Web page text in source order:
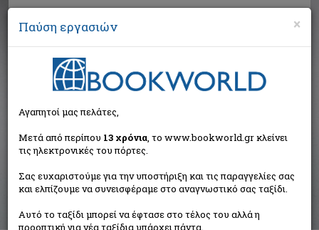
Αναζήτηση
Βιβλία στην κατηγορία
Παιδικά - Εφηβικά
×
Παύση εργασιών
Αγαπητοί μας πελάτες,
Μετά από περίπου 13 χρόνια, το www.bookworld.gr κλείνει
τις ηλεκτρονικές του πόρτες.
Σας ευχαριστούμε για την υποστήριξη και τις παραγγελίες σας
και ελπίζουμε να συνεισφέραμε στο αναγνωστικό σας ταξίδι.
Αυτό το ταξίδι μπορεί να έφτασε στο τέλος του αλλά η
προοπτική για νέα ταξίδια υπάρχει πάντα.